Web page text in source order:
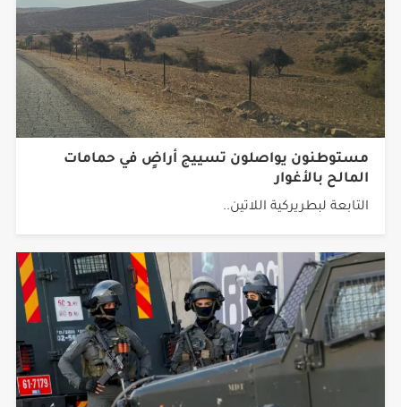
مستوطنون يواصلون تسييج أراضٍ في حمامات
المالح بالأغوار
التابعة لبطريركية اللاتين..